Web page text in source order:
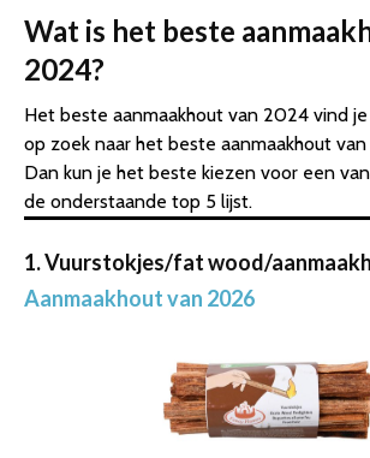
Wat is het beste
2024?
Het beste aanmaakhout van 2024 vind
op zoek naar het beste aanmaakhout
Dan kun je het beste kiezen voor een
de onderstaande top 5 lijst.
1. Vuurstokjes/fat wood/
Aanmaakhout van 2026